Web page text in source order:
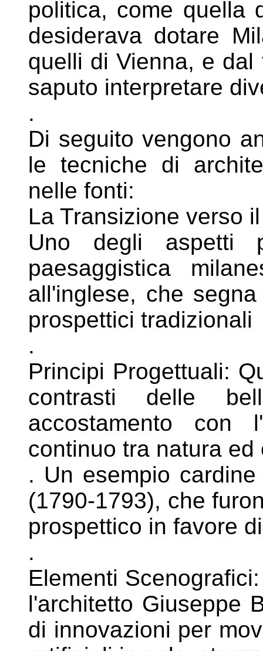
politica, come quella
desiderava dotare
quelli di Vienna, e
saputo interpretare
.
Di seguito vengono
le tecniche di
nelle fonti:
La Transizione verso
Uno degli aspetti
paesaggistica
all'inglese, che
prospettici tradizionali
.
Principi Progettuali:
contrasti delle
accostamento
continuo tra natura ed
. Un esempio
(1790-1793), che
prospettico in favore
.
Elementi
l'architetto Giuseppe
di innovazioni per